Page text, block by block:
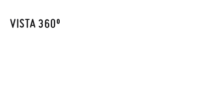
recogeremos la primera, sin gastos, en unos pocos días!
VISTA 360º